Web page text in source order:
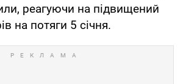
реагуючи на підвищений
на потяги 5 січня.